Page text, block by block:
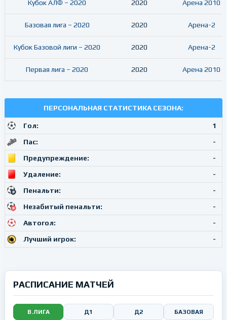
Кубок АЛФ – 2020 2020 Арена 2010
Базовая лига – 2020 2020 Арена-2
Кубок Базовой лиги – 2020 2020 Арена-2
Первая лига – 2020 2020 Арена 2010
ПЕРСОНАЛЬНАЯ СТАТИСТИКА СЕЗОНА:
Гол:
1
Пас:
-
Предупреждение:
-
Удаление:
-
Пенальти:
-
Незабитый пенальти:
-
Автогол:
-
Лучший игрок:
-
РАСПИСАНИЕ МАТЧЕЙ
В.ЛИГА Д1 Д2 БАЗОВАЯ